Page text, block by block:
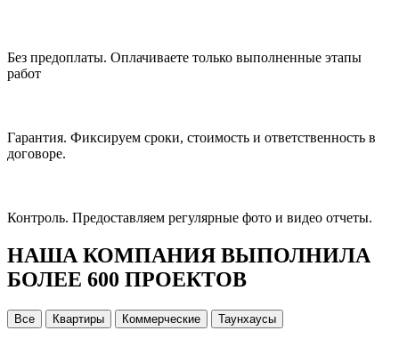
Без предоплаты. Оплачиваете только выполненные этапы
работ
Гарантия. Фиксируем сроки, стоимость и ответственность в
договоре.
Контроль. Предоставляем регулярные фото и видео отчеты.
НАША КОМПАНИЯ ВЫПОЛНИЛА
БОЛЕЕ 600 ПРОЕКТОВ
Все Квартиры Коммерческие Таунхаусы